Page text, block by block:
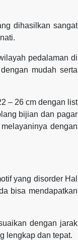
dihasilkan sangat
pedalaman di
mudah serta
– 26 cm dengan list
bijian dan pagar
dengan
yang disorder Hal
bisa mendapatkan
dengan jarak
lengkap dan tepat.